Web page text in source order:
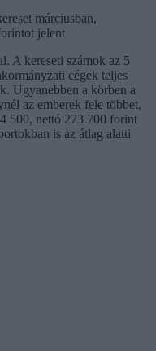
márciusban,
jelent
A kereseti számok az 5
cégek teljes
Ugyanebben a körben a
az emberek fele többet,
500, nettó 273 700 forint
is az átlag alatti